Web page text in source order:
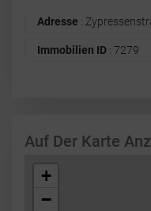
Adresse :
Immobilien ID : 7279
Auf Der Karte
+
−